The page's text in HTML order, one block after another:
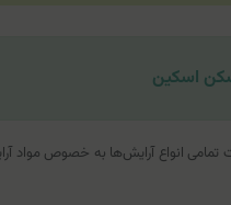
اسکین
انواع آرایش‌ها به خصوص مواد